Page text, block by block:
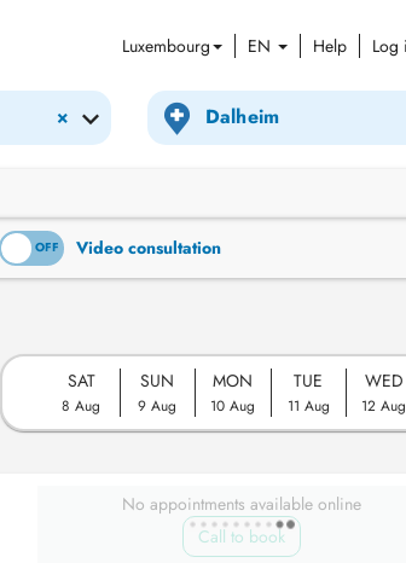
Luxembourg EN Help Log
×
OFF Video consultation
SAT
8 Aug
SUN
9 Aug
MON
10 Aug
TUE
11 Aug
WED
12 Aug
No appointments available online
Call to book